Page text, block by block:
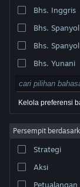
Undang. Semua merek
Legal| Aksesibilitas
Pengembalian Dana
Bhs. Inggris
Bhs.
Bhs.
Bhs. Yunani
Kelola preferensi
Persempit
Strategi
Aksi
Petualangan